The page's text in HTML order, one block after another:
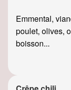
Emmental,
poulet, olives,
boisson...